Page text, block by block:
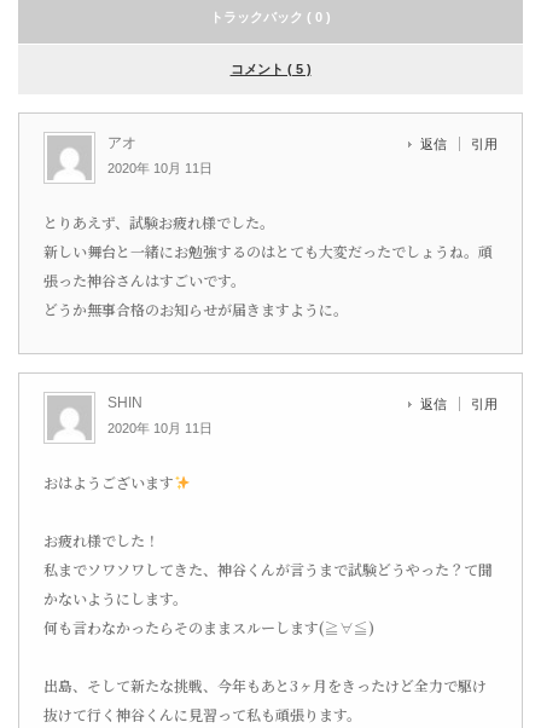
トラックバック ( 0 )
コメント ( 5 )
アオ
2020年 10月 11日
返信 引用
とりあえず、試験お疲れ様でした。
新しい舞台と一緒にお勉強するのはとても大変だったでしょうね。頑
張った神谷さんはすごいです。
どうか無事合格のお知らせが届きますように。
SHIN
2020年 10月 11日
返信 引用
おはようございます
お疲れ様でした！
私までソワソワしてきた、神谷くんが言うまで試験どうやった？て聞
かないようにします。
何も言わなかったらそのままスルーします(≧∀≦)
出島、そして新たな挑戦、今年もあと3ヶ月をきったけど全力で駆け
抜けて行く神谷くんに見習って私も頑張ります。